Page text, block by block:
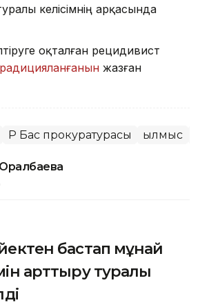
келісімнің арқасында
оқталған рецидивист
жазған
ҚР Бас прокуратурасы Қылмыс
бастап мұнай
арттыру туралы